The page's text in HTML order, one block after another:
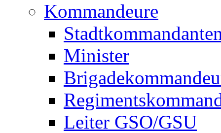
Kommandeure
Minister
Leiter GSO/GSU